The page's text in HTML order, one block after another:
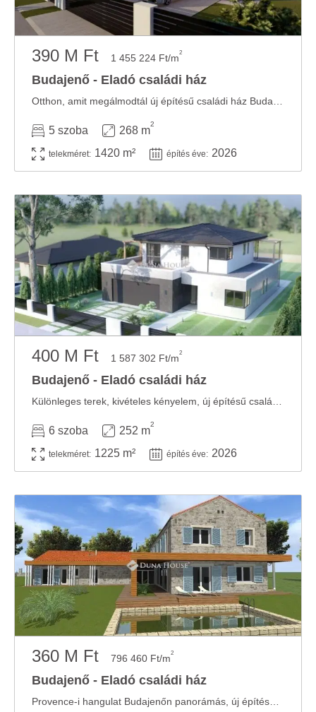
390 M Ft 1 455 224 Ft/m2
Budajenő - Eladó családi ház
5 szoba 268 m
2
telekméret: 1420 m² építés éve: 2026
400 M Ft 1 587 302 Ft/m2
Budajenő - Eladó családi ház
6 szoba 252 m
2
telekméret: 1225 m² építés éve: 2026
360 M Ft 796 460 Ft/m2
Budajenő - Eladó családi ház